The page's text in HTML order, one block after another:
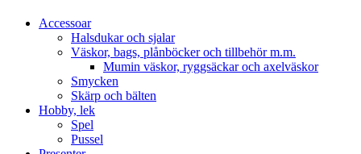
Accessoar
Halsdukar och sjalar
Väskor, bags, plånböcker och tillbehör m.m.
Mumin väskor, ryggsäckar och axelväskor
Smycken
Skärp och bälten
Hobby, lek
Spel
Pussel